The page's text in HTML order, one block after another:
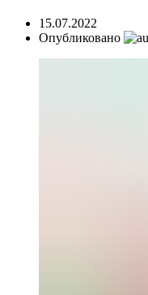
15.07.2022
Опубликовано